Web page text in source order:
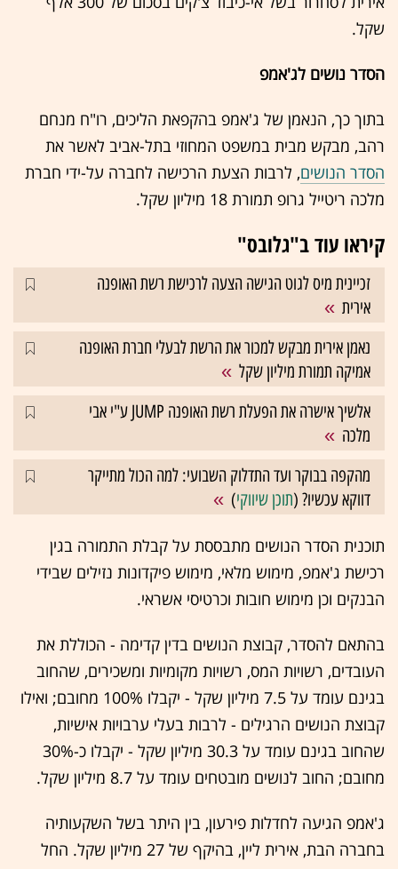
שקל.
הסדר נושים לג'אמפ
בתוך כך, הנאמן של ג'אמפ בהקפאת הליכים, רו"ח מנחם
רהב, מבקש מבית במשפט המחוזי בתל-אביב לאשר את
הסדר הנושים, לרבות הצעת הרכישה לחברה על-ידי חברת
מלכה ריטייל גרופ תמורת 18 מיליון שקל.
קיראו עוד ב"גלובס"
זכיינית מיס לגוט הגישה הצעה לרכישת רשת האופנה
אירית
נאמן אירית מבקש למכור את הרשת לבעלי חברת האופנה
אמיקה תמורת מיליון שקל
אלשיך אישרה את הפעלת רשת האופנה JUMP ע"י אבי
מלכה
מהקפה בבוקר ועד התדלוק השבועי: למה הכול מתייקר
דווקא עכשיו? (תוכן שיווקי)
תוכנית הסדר הנושים מתבססת על קבלת התמורה בגין
רכישת ג'אמפ, מימוש מלאי, מימוש פיקדונות נזילים שבידי
הבנקים וכן מימוש חובות וכרטיסי אשראי.
בהתאם להסדר, קבוצת הנושים בדין קדימה - הכוללת את
העובדים, רשויות המס, רשויות מקומיות ומשכירים, שהחוב
בגינם עומד על 7.5 מיליון שקל - יקבלו 100% מחובם; ואילו
קבוצת הנושים הרגילים - לרבות בעלי ערבויות אישיות,
שהחוב בגינם עומד על 30.3 מיליון שקל - יקבלו כ-30%
מחובם; החוב לנושים מובטחים עומד על 8.7 מיליון שקל.
ג'אמפ הגיעה לחדלות פירעון, בין היתר בשל השקעותיה
בחברה הבת, אירית ליין, בהיקף של 27 מיליון שקל. החל